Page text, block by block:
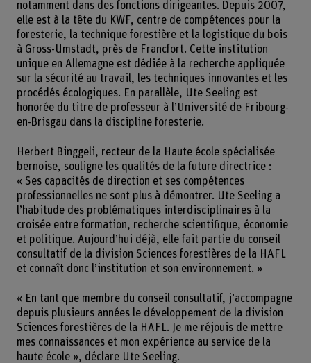
notamment dans des fonctions dirigeantes. Depuis 2007,
elle est à la tête du KWF, centre de compétences pour la
foresterie, la technique forestière et la logistique du bois
à Gross-Umstadt, près de Francfort. Cette institution
unique en Allemagne est dédiée à la recherche appliquée
sur la sécurité au travail, les techniques innovantes et les
procédés écologiques. En parallèle, Ute Seeling est
honorée du titre de professeur à l’Université de Fribourg-
en-Brisgau dans la discipline foresterie.
Herbert Binggeli, recteur de la Haute école spécialisée
bernoise, souligne les qualités de la future directrice :
« Ses capacités de direction et ses compétences
professionnelles ne sont plus à démontrer. Ute Seeling a
l’habitude des problématiques interdisciplinaires à la
croisée entre formation, recherche scientifique, économie
et politique. Aujourd’hui déjà, elle fait partie du conseil
consultatif de la division Sciences forestières de la HAFL
et connaît donc l’institution et son environnement. »
« En tant que membre du conseil consultatif, j’accompagne
depuis plusieurs années le développement de la division
Sciences forestières de la HAFL. Je me réjouis de mettre
mes connaissances et mon expérience au service de la
haute école », déclare Ute Seeling.